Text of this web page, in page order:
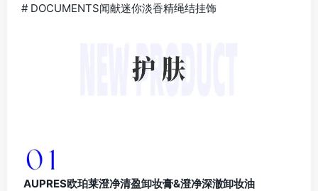
# DOCUMENTS闻献迷你淡香精绳结挂饰
AUPRES欧珀莱澄净清盈卸妆膏&澄净深澈卸妆油